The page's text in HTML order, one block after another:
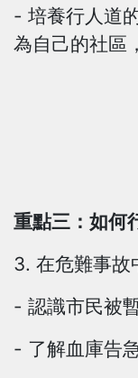
- 培養行人道
為自己的社區
重點三：如何
3. 在危難事故
- 認識市民被
- 了解血庫告